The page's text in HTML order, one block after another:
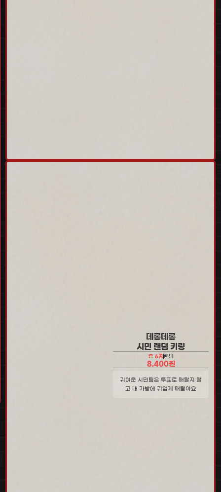
데롱데롱
시민 랜덤 키링
총 6종 랜덤
8,400원
귀여운 시민팀은 투표로 매달지 말
고 내 가방에 귀엽게 매달아요